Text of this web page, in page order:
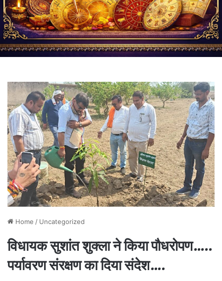
Home / Uncategorized
विधायक सुशांत शुक्ला ने किया पौधरोपण…..
पर्यावरण संरक्षण का दिया संदेश….